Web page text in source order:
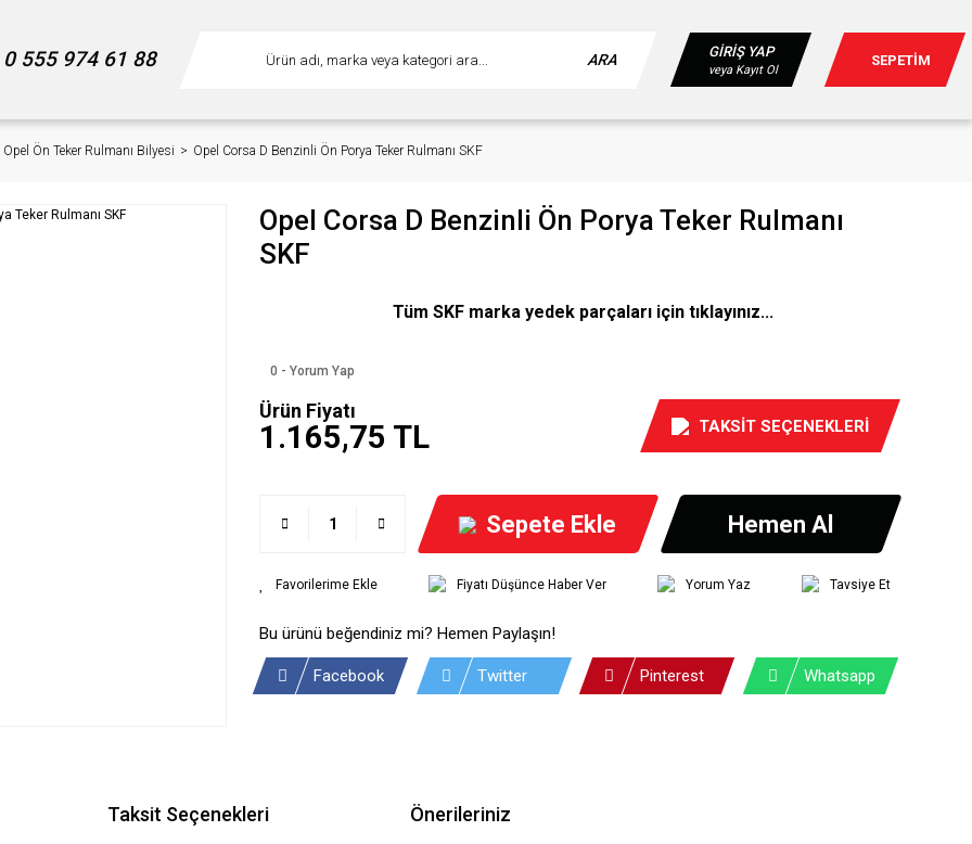
0 555 974 61 88 ARA GİRİŞ YAP
veya Kayıt Ol
SEPETİM
Opel Ön Teker Rulmanı Bilyesi Opel Corsa D Benzinli Ön Porya Teker Rulmanı SKF
Opel Corsa D Benzinli Ön Porya Teker Rulmanı
SKF
Tüm SKF marka yedek parçaları için tıklayınız...
0 - Yorum Yap
Ürün Fiyatı
1.165,75 TL TAKSİT SEÇENEKLERİ
Sepete Ekle Hemen Al
Fiyatı Düşünce Haber Ver Yorum Yaz Tavsiye Et
Bu ürünü beğendiniz mi? Hemen Paylaşın!
Facebook Twitter Pinterest Whatsapp
Taksit Seçenekleri Önerileriniz